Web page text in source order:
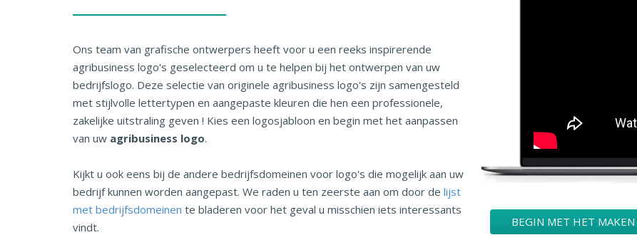
Ons team van grafische ontwerpers heeft voor u een reeks inspirerende
agribusiness logo's geselecteerd om u te helpen bij het ontwerpen van uw
bedrijfslogo. Deze selectie van originele agribusiness logo's zijn samengesteld
met stijlvolle lettertypen en aangepaste kleuren die hen een professionele,
zakelijke uitstraling geven ! Kies een logosjabloon en begin met het aanpassen
van uw agribusiness logo.
Kijkt u ook eens bij de andere bedrijfsdomeinen voor logo's die mogelijk aan uw
bedrijf kunnen worden aangepast. We raden u ten zeerste aan om door de lijst
met bedrijfsdomeinen te bladeren voor het geval u misschien iets interessants
vindt.
BEGIN MET HET